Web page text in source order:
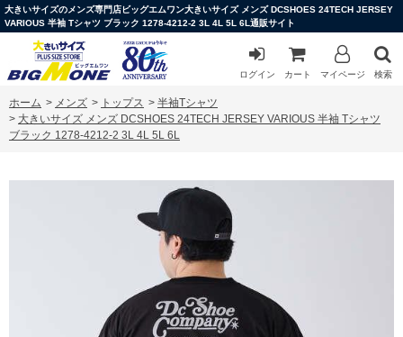
大きいサイズのメンズ専門店ビッグエムワン大きいサイズ メンズ DCSHOES 24TECH JERSEY
VARIOUS 半袖 Tシャツ ブラック 1278-4212-2 3L 4L 5L 6L通販サイト
ログイン カート マイページ 検索
ホーム > メンズ > トップス > 半袖Tシャツ
> 大きいサイズ メンズ DCSHOES 24TECH JERSEY VARIOUS 半袖 Tシャツ
ブラック 1278-4212-2 3L 4L 5L 6L